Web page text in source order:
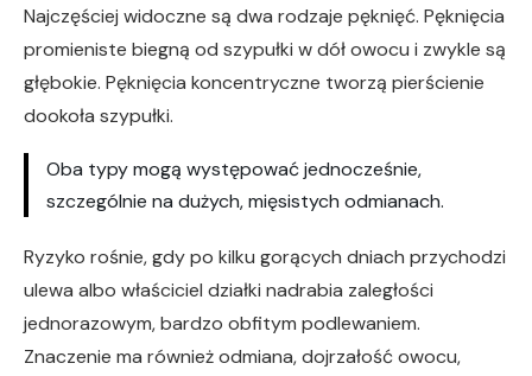
Najczęściej widoczne są dwa rodzaje pęknięć. Pęknięcia
promieniste biegną od szypułki w dół owocu i zwykle są
głębokie. Pęknięcia koncentryczne tworzą pierścienie
dookoła szypułki.
Oba typy mogą występować jednocześnie,
szczególnie na dużych, mięsistych odmianach.
Ryzyko rośnie, gdy po kilku gorących dniach przychodzi
ulewa albo właściciel działki nadrabia zaległości
jednorazowym, bardzo obfitym podlewaniem.
Znaczenie ma również odmiana, dojrzałość owocu,